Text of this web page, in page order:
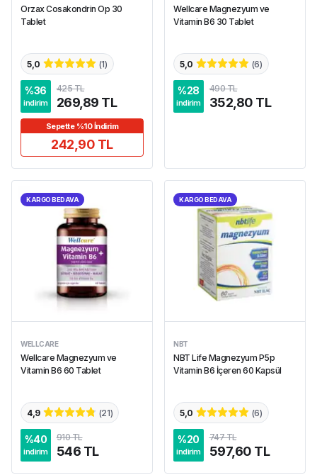
Orzax Cosakondrin Op 30
Tablet
5,0 (1)
%36
indirim
425 TL
269,89 TL
Sepette %10 İndirim
242,90 TL
Wellcare Magnezyum ve
Vitamin B6 30 Tablet
5,0 (6)
%28
indirim
490 TL
352,80 TL
KARGO BEDAVA
WELLCARE
Wellcare Magnezyum ve
Vitamin B6 60 Tablet
4,9 (21)
%40
indirim
910 TL
546 TL
KARGO BEDAVA
NBT
NBT Life Magnezyum P5p
Vitamin B6 İçeren 60 Kapsül
5,0 (6)
%20
indirim
747 TL
597,60 TL